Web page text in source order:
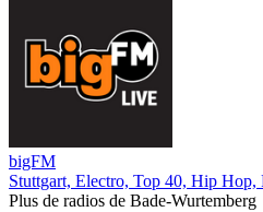
bigFM
Stuttgart, Electro, Top 40, Hip Hop,
Plus de radios de Bade-Wurtemberg